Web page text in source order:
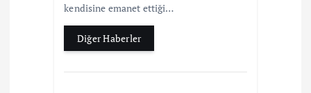
kendisine emanet ettiği…
Diğer Haberler